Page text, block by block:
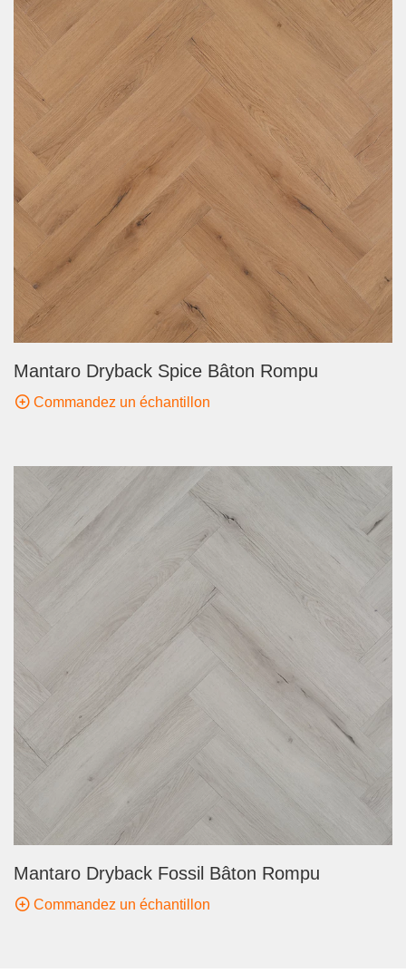
Mantaro Dryback Spice Bâton Rompu
Commandez un échantillon
Mantaro Dryback Fossil Bâton Rompu
Commandez un échantillon